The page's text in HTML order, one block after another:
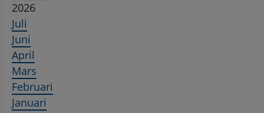
2026
Juli
Juni
April
Mars
Februari
Januari